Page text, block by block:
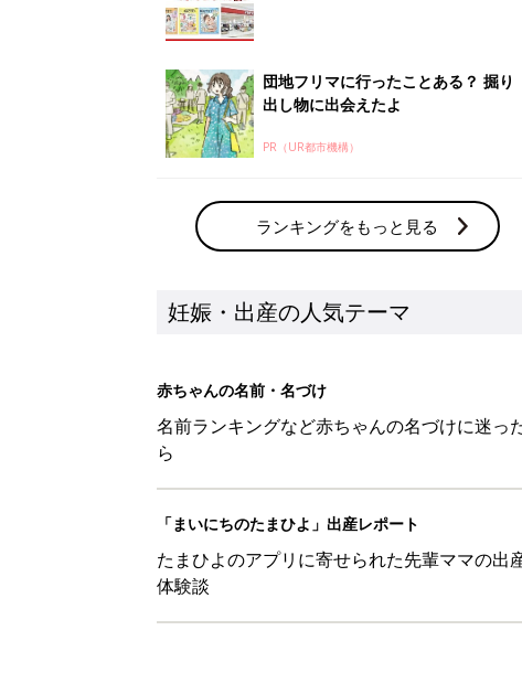
団地フリマに行ったことある？ 掘り
出し物に出会えたよ
PR（UR都市機構）
ランキングをもっと見る
妊娠・出産の人気テーマ
赤ちゃんの名前・名づけ
名前ランキングなど赤ちゃんの名づけに迷っ
ら
「まいにちのたまひよ」出産レポート
たまひよのアプリに寄せられた先輩ママの出
体験談